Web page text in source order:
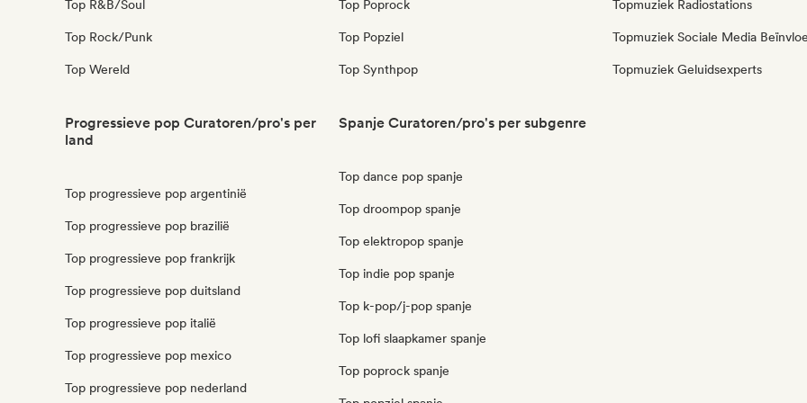
Top R&B/Soul
Top Rock/Punk
Top Wereld
Top Poprock
Top Popziel
Top Synthpop
Topmuziek Radiostations
Topmuziek Sociale Media
Topmuziek Geluidsexperts
Progressieve pop Curatoren/pro's per
land
Top progressieve pop argentinië
Top progressieve pop brazilië
Top progressieve pop frankrijk
Top progressieve pop duitsland
Top progressieve pop italië
Top progressieve pop mexico
Top progressieve pop nederland
Spanje Curatoren/pro's per subgenre
Top dance pop spanje
Top droompop spanje
Top elektropop spanje
Top indie pop spanje
Top k-pop/j-pop spanje
Top lofi slaapkamer spanje
Top poprock spanje